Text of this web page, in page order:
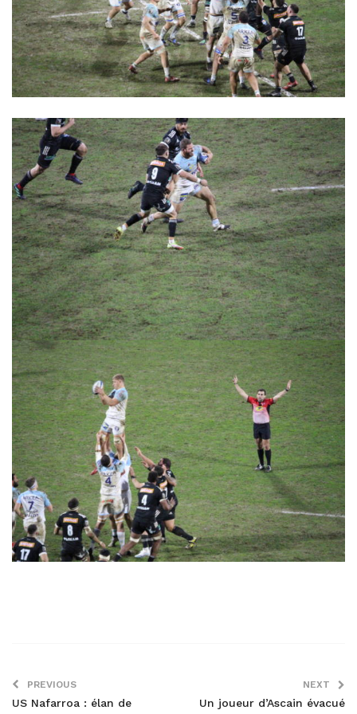
PREVIOUS
US Nafarroa : élan de
NEXT
Un joueur d’Ascain évacué